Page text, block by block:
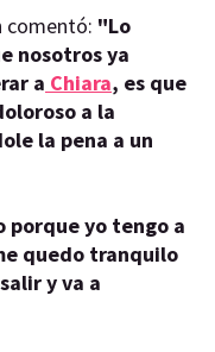
comentó: "Lo
nosotros ya
a Chiara, es que
a la
la pena a un
porque yo tengo a
quedo tranquilo
y va a